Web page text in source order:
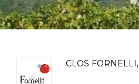
CLOS FORNELLI,